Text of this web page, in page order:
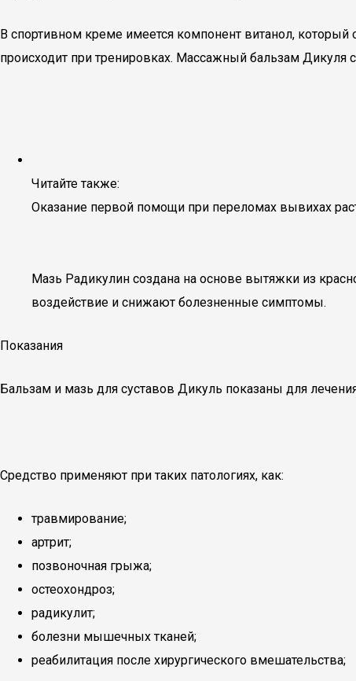
В спортивном креме имеется компонент витанол,
происходит при тренировках. Массажный бальзам
Читайте также:
Оказание первой помощи при переломах вывихах
Мазь Радикулин создана на основе вытяжки из
воздействие и снижают болезненные симптомы.
Показания
Бальзам и мазь для суставов Дикуль показаны для
Средство применяют при таких патологиях, как:
травмирование;
артрит;
позвоночная грыжа;
остеохондроз;
радикулит;
болезни мышечных тканей;
реабилитация после хирургического вмешательства;